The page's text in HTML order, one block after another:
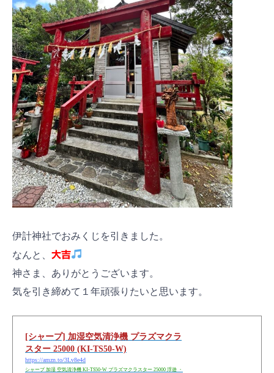
伊計神社でおみくじを引きました。
なんと、 大吉
神さま、ありがとうございます。
気を引き締めて１年頑張りたいと思います。
[シャープ] 加湿空気清浄機 プラズマクラ
スター 25000 (KI-TS50-W)
https://amzn.to/3Lv8e4d
シャープ 加湿 空気清浄機 KI-TS50-W プラズマクラスター 25000 浮遊 ・